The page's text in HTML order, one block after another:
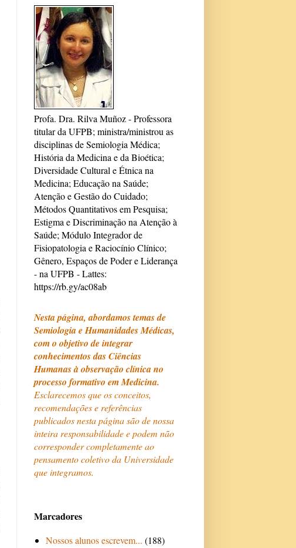
Profa. Dra. Rilva Muñoz - Professora
titular da UFPB; ministra/ministrou as
disciplinas de Semiologia Médica;
História da Medicina e da Bioética;
Diversidade Cultural e Étnica na
Medicina; Educação na Saúde;
Atenção e Gestão do Cuidado;
Métodos Quantitativos em Pesquisa;
Estigma e Discriminação na Atenção à
Saúde; Módulo Integrador de
Fisiopatologia e Raciocínio Clínico;
Gênero, Espaços de Poder e Liderança
- na UFPB - Lattes:
https://rb.gy/ac08ab
Nesta página, abordamos temas de
Semiologia e Humanidades Médicas,
com o objetivo de integrar
conhecimentos das Ciências
Humanas à observação clínica no
processo formativo em Medicina.
Esclarecemos que os conceitos,
recomendações e referências
publicados nesta página são de nossa
inteira responsabilidade e podem não
corresponder completamente ao
pensamento coletivo da Universidade
que integramos.
Marcadores
Nossos alunos escrevem... (188)